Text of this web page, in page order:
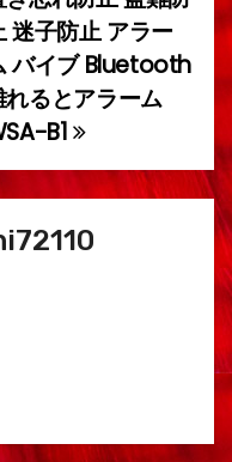
迷子防止 アラー
バイブ Bluetooth
れるとアラーム
B1